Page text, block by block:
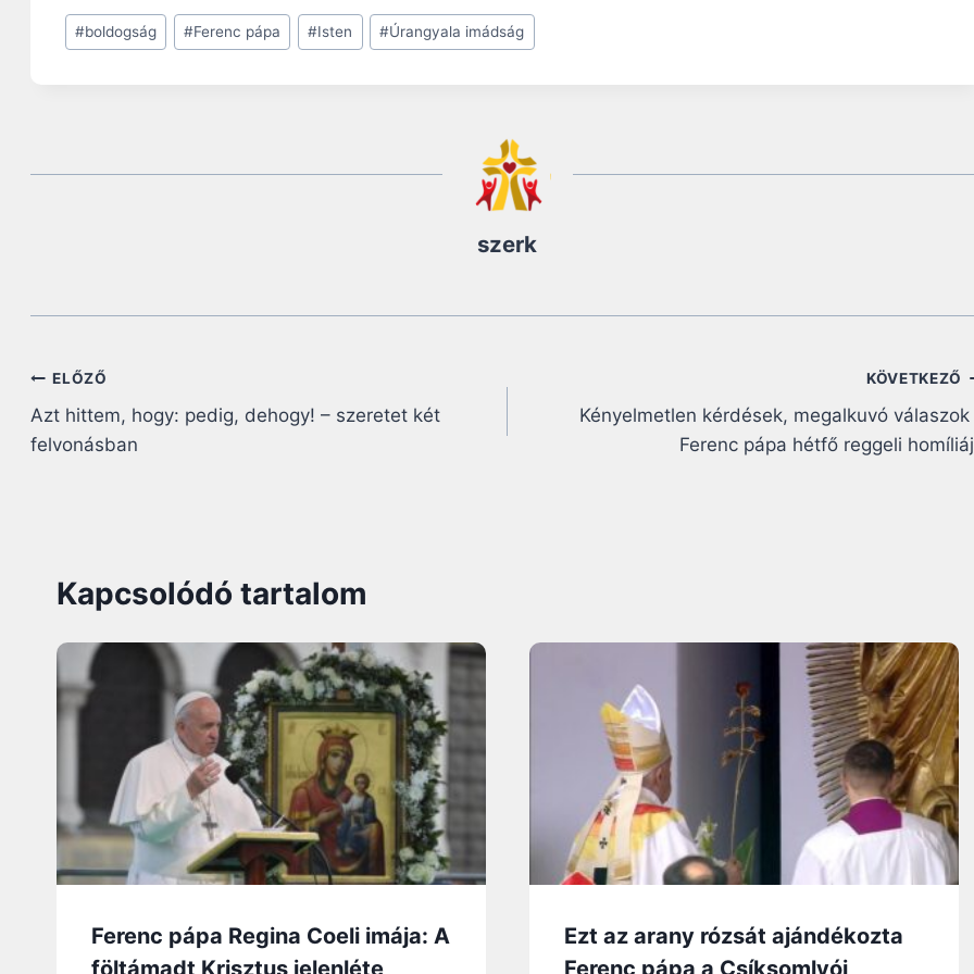
Post
Tags:
#boldogság #Ferenc pápa #Isten #Úrangyala imádság
szerk
Bejegyzés
navigáció
ELŐZŐ
Azt hittem, hogy: pedig, dehogy! – szeretet két
felvonásban
KÖVETKEZŐ
Kényelmetlen kérdések, megalkuvó válaszok
Ferenc pápa hétfő reggeli
Kapcsolódó tartalom
Ferenc pápa Regina Coeli imája: A
föltámadt Krisztus jelenléte
Ezt az arany rózsát ajándékozta
Ferenc pápa a Csíksomlyói